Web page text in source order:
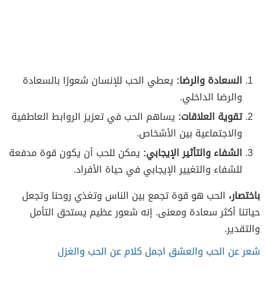
السعادة والرضا: يعطي الحب للإنسان شعورًا بالسعادة
والرضا الداخلي.
تقوية العلاقات: يساهم الحب في تعزيز الروابط العاطفية
والاجتماعية بين الأشخاص.
الشفاء والتأثير الإيجابي: يمكن للحب أن يكون قوة مدفعة
للشفاء والتغيير الإيجابي في حياة الأفراد.
باختصار، الحب هو قوة تجمع بين الناس وتغذي روحنا وتجعل
حياتنا أكثر سعادة ومعنى. إنه شعور عظيم يستحق التأمل
والتقدير.
شعر عن الحب والعشق اجمل كلام عن الحب والغزل